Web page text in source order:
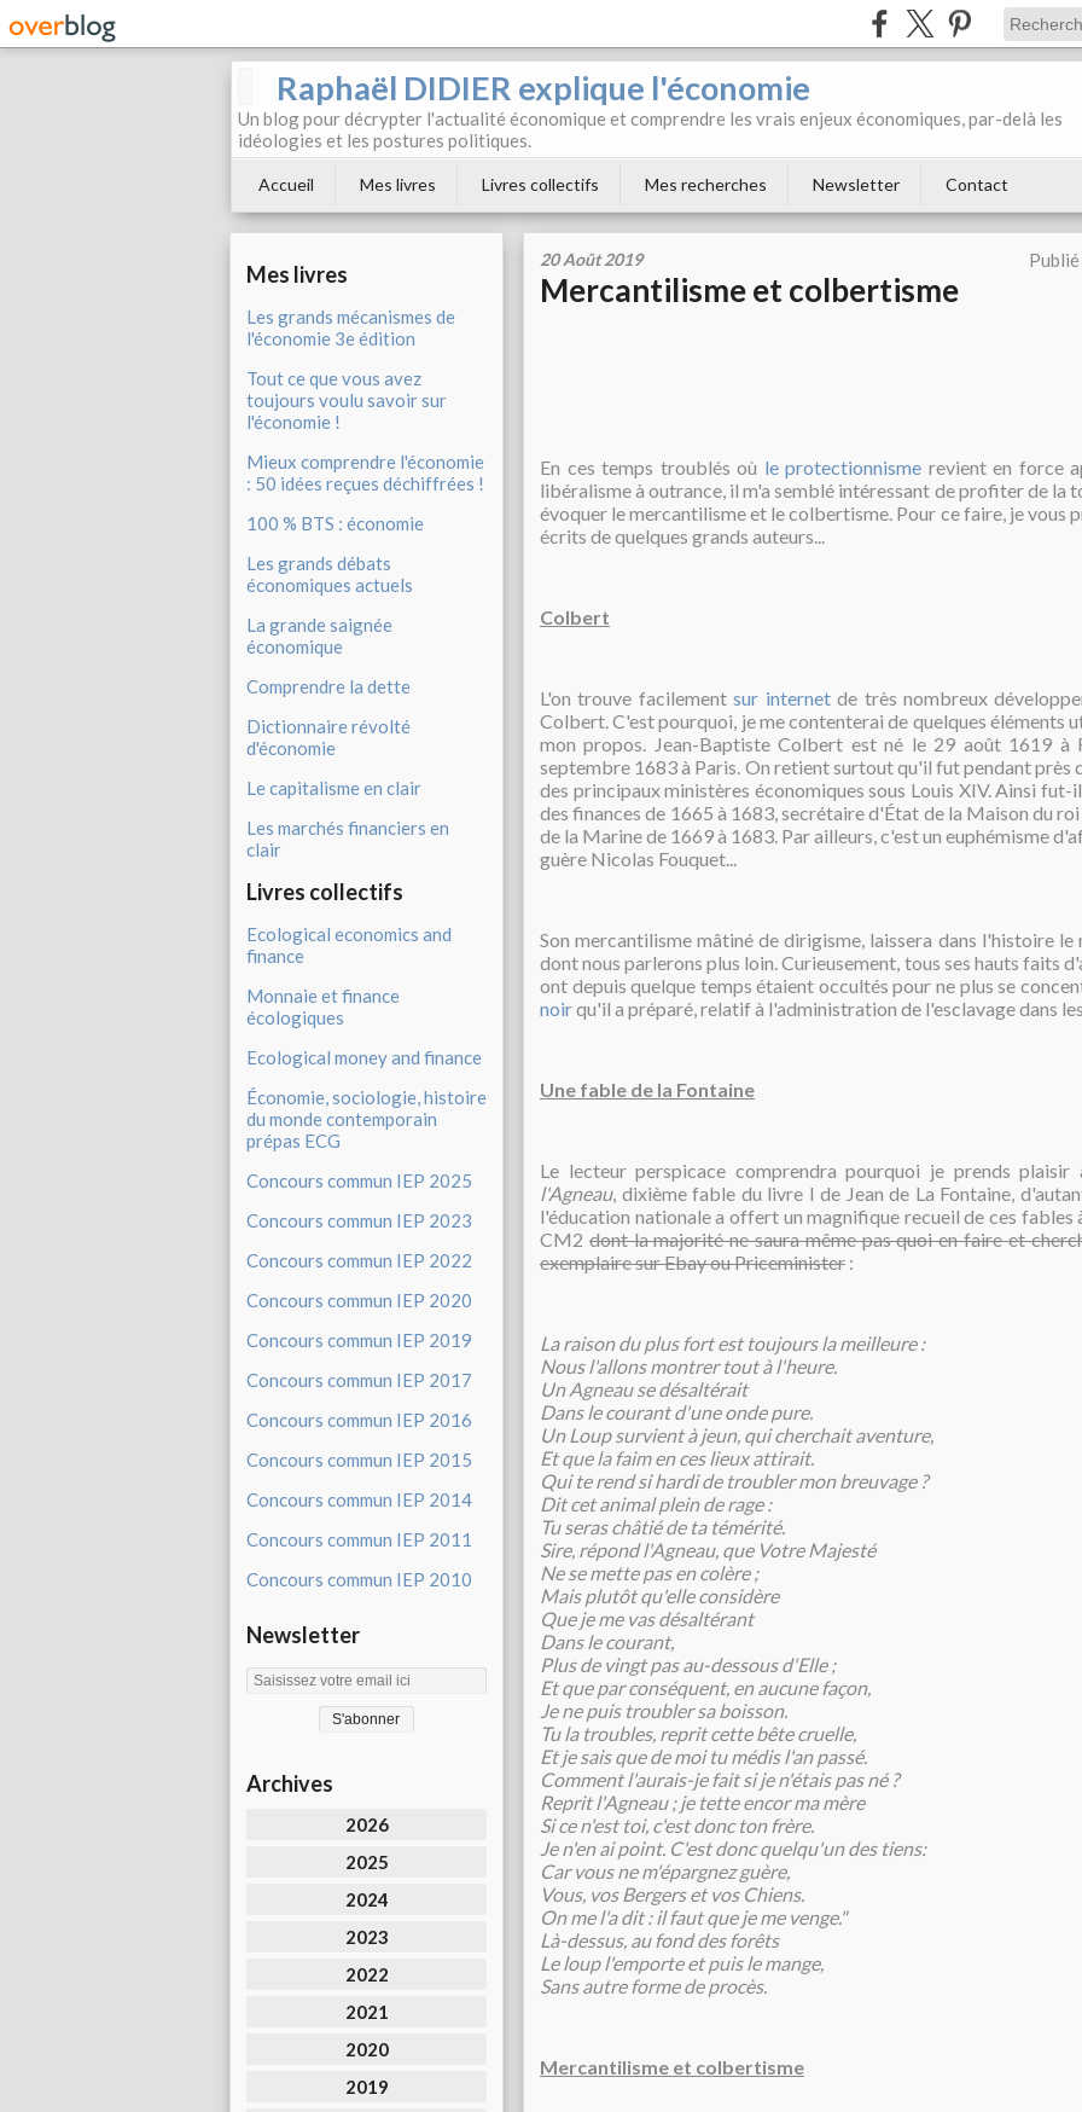
Raphaël DIDIER explique l'économie
Un blog pour décrypter l'actualité économique et comprendre les vrais enjeux économiques, par-delà les
idéologies et les postures politiques.
Accueil Mes livres Livres collectifs Mes recherches Newsletter Contact
Mes livres
Les grands mécanismes de
l'économie 3e édition
Tout ce que vous avez
toujours voulu savoir sur
l'économie !
Mieux comprendre l'économie
: 50 idées reçues déchiffrées !
100 % BTS : économie
Les grands débats
économiques actuels
La grande saignée
économique
Comprendre la dette
Dictionnaire révolté
d'économie
Le capitalisme en clair
Les marchés financiers en
clair
Livres collectifs
Ecological economics and
finance
Monnaie et finance
écologiques
Ecological money and finance
Économie, sociologie, histoire
du monde contemporain
prépas ECG
Concours commun IEP 2025
Concours commun IEP 2023
Concours commun IEP 2022
Concours commun IEP 2020
Concours commun IEP 2019
Concours commun IEP 2017
Concours commun IEP 2016
Concours commun IEP 2015
Concours commun IEP 2014
Concours commun IEP 2011
Concours commun IEP 2010
Newsletter
Archives
2026
2025
2024
2023
2022
2021
2020
2019
20 Août 2019
Mercantilisme et colbertisme
En ces temps troublés où le protectionnisme revient en force
libéralisme à outrance, il m'a semblé intéressant de profiter de la
évoquer le mercantilisme et le colbertisme. Pour ce faire, je vous
écrits de quelques grands auteurs...
Colbert
L'on trouve facilementsur internetde très nombreux
Colbert. C'est pourquoi, je me contenterai de quelques éléments
mon propos. Jean-Baptiste Colbert est né le 29 août 1619 à
septembre 1683 à Paris. On retient surtout qu'il fut pendant près
des principaux ministères économiques sous Louis XIV. Ainsi
des finances de 1665 à 1683, secrétaire d'État de la Maison du
de la Marine de 1669 à 1683. Par ailleurs, c'est un euphémisme
guère Nicolas Fouquet...
Son mercantilisme mâtiné de dirigisme, laissera dans l'histoire le
dont nous parlerons plus loin. Curieusement, tous ses hauts faits
ont depuis quelque temps étaient occultés pour ne plus se
noirqu'il a préparé, relatif à l'administration de l'esclavage dans
Une fable de la Fontaine
Le lecteur perspicace comprendra pourquoi je prends plaisir
l'Agneau, dixième fable du livre I de Jean de La Fontaine,
l'éducation nationale a offert un magnifique recueil de ces fables
CM2 dont la majorité ne saura même pas quoi en faire et
exemplaire sur Ebay ou Priceminister :
La raison du plus fort est toujours la meilleure :
Nous l'allons montrer tout à l'heure.
Un Agneau se désaltérait
Dans le courant d'une onde pure.
Un Loup survient à jeun, qui cherchait aventure,
Et que la faim en ces lieux attirait.
Qui te rend si hardi de troubler mon breuvage ?
Dit cet animal plein de rage :
Tu seras châtié de ta témérité.
Sire, répond l'Agneau, que Votre Majesté
Ne se mette pas en colère ;
Mais plutôt qu'elle considère
Que je me vas désaltérant
Dans le courant,
Plus de vingt pas au-dessous d'Elle ;
Et que par conséquent, en aucune façon,
Je ne puis troubler sa boisson.
Tu la troubles, reprit cette bête cruelle,
Et je sais que de moi tu médis l'an passé.
Comment l'aurais-je fait si je n'étais pas né ?
Reprit l'Agneau ; je tette encor ma mère
Si ce n'est toi, c'est donc ton frère.
Je n'en ai point. C'est donc quelqu'un des tiens:
Car vous ne m'épargnez guère,
Vous, vos Bergers et vos Chiens.
On me l'a dit : il faut que je me venge."
Là-dessus, au fond des forêts
Le loup l'emporte et puis le mange,
Sans autre forme de procès.
Mercantilisme et colbertisme